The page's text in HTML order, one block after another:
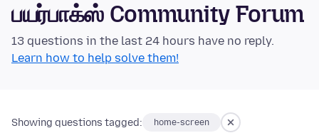
பயர்பாக்ஸ் Community Forum
13 questions in the last 24 hours have no reply.
Learn how to help solve them!
Showing questions tagged: home-screen